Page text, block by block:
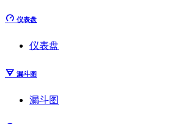
仪表盘
仪表盘
漏斗图
漏斗图